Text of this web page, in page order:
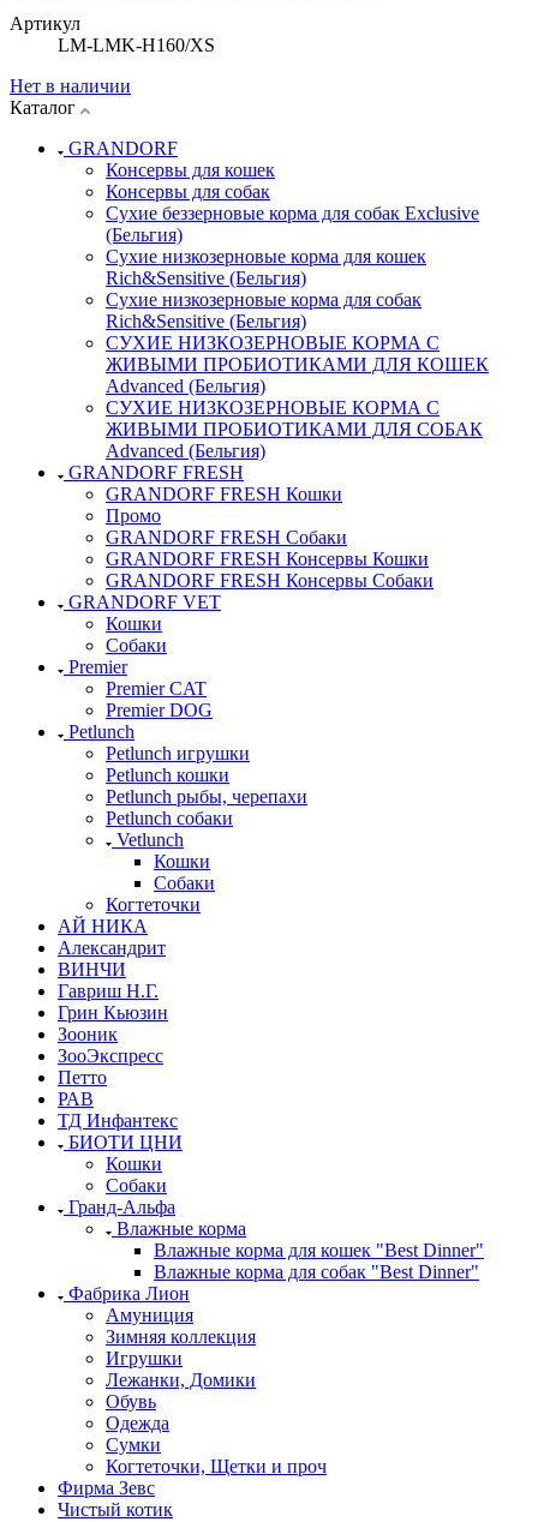
Артикул
LM-LMK-H160/XS
Нет в наличии
Каталог
GRANDORF
Консервы для кошек
Консервы для собак
Сухие беззерновые корма для собак Exclusive
(Бельгия)
Сухие низкозерновые корма для кошек
Rich&Sensitive (Бельгия)
Сухие низкозерновые корма для собак
Rich&Sensitive (Бельгия)
СУХИЕ НИЗКОЗЕРНОВЫЕ КОРМА С
ЖИВЫМИ ПРОБИОТИКАМИ ДЛЯ КОШЕК
Advanced (Бельгия)
СУХИЕ НИЗКОЗЕРНОВЫЕ КОРМА С
ЖИВЫМИ ПРОБИОТИКАМИ ДЛЯ СОБАК
Advanced (Бельгия)
GRANDORF FRESH
GRANDORF FRESH Кошки
Промо
GRANDORF FRESH Собаки
GRANDORF FRESH Консервы Кошки
GRANDORF FRESH Консервы Собаки
GRANDORF VET
Кошки
Собаки
Premier
Premier CAT
Premier DOG
Petlunch
Petlunch игрушки
Petlunch кошки
Petlunch рыбы, черепахи
Petlunch собаки
Vetlunch
Кошки
Собаки
Когтеточки
АЙ НИКА
Александрит
ВИНЧИ
Гавриш Н.Г.
Грин Кьюзин
Зооник
ЗооЭкспресс
Петто
РАВ
ТД Инфантекс
БИОТИ ЦНИ
Кошки
Собаки
Гранд-Альфа
Влажные корма
Влажные корма для кошек "Best Dinner"
Влажные корма для собак "Best Dinner"
Фабрика Лион
Амуниция
Зимняя коллекция
Игрушки
Лежанки, Домики
Обувь
Одежда
Сумки
Когтеточки, Щетки и проч
Фирма Зевс
Чистый котик